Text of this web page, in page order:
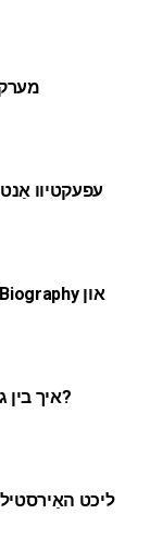
"מערקאַוואַ 4"
עפעקטיוו
איך בין געליימט רעכט האַנט. די סיבות?
ליכט